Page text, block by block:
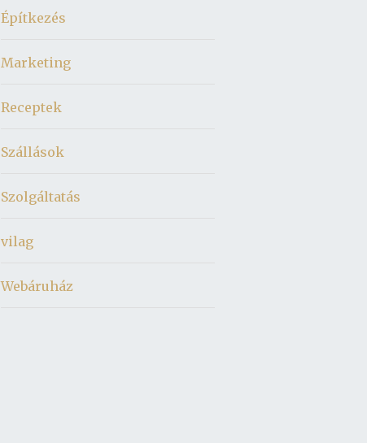
Építkezés
Marketing
Receptek
Szállások
Szolgáltatás
vilag
Webáruház